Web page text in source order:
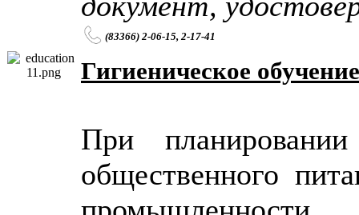
(83366) 2-06-15, 2-17-41
Гигиеническое обучение
При
общественного